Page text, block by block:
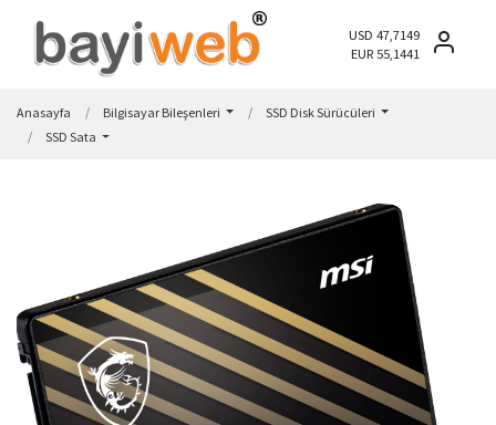
USD 47,7149
EUR 55,1441
Anasayfa Bilgisayar Bileşenleri
SSD Disk Sürücüleri
SSD Sata